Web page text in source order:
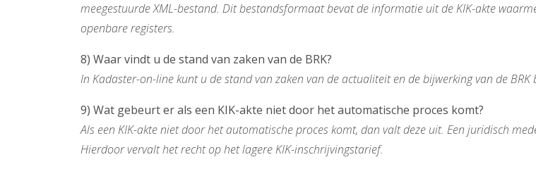
meegestuurde XML-bestand. Dit bestandsformaat bevat de informatie uit de KIK-akte
openbare registers.
8) Waar vindt u de stand van zaken van de BRK?
In Kadaster-on-line kunt u de stand van zaken van de actualiteit en de bijwerking van de
9) Wat gebeurt er als een KIK-akte niet door het automatische proces komt?
Als een KIK-akte niet door het automatische proces komt, dan valt deze uit. Een juridisch
Hierdoor vervalt het recht op het lagere KIK-inschrijvingstarief.